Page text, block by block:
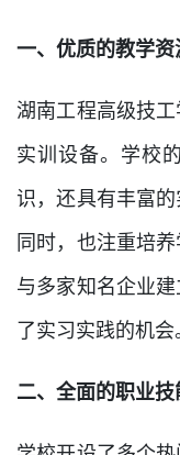
一、优质的教学资
湖南工程高级技
实训设备。学校
识，还具有丰富
同时，也注重培
与多家知名企业
了实习实践的机会
二、全面的职业技